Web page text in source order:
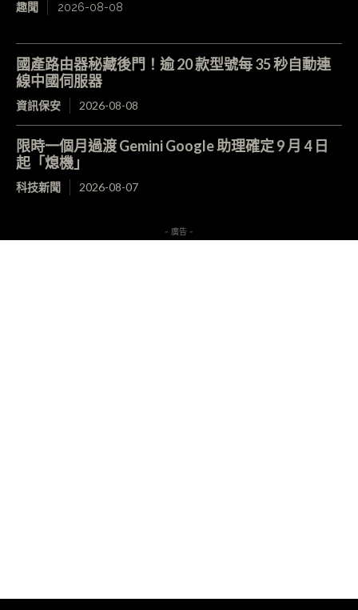
趣聞 2026-08-08
國產路由器秘藏後門！逾 20 款型號每 35 秒自動連
線中國伺服器
資訊保安 2026-08-08
限時一個月過渡 Gemini Google 助理確定 9 月 4 日
起「熄機」
科技新聞 2026-08-07
- 廣告 -